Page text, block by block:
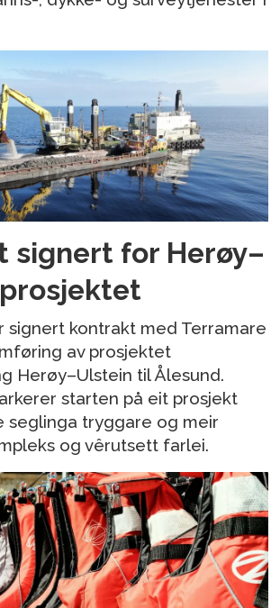
signert for Herøy–
signert kontrakt med Terramare
av prosjektet
Herøy–Ulstein til Ålesund.
starten på eit prosjekt
seglinga tryggare og meir
og vêrutsett farlei.